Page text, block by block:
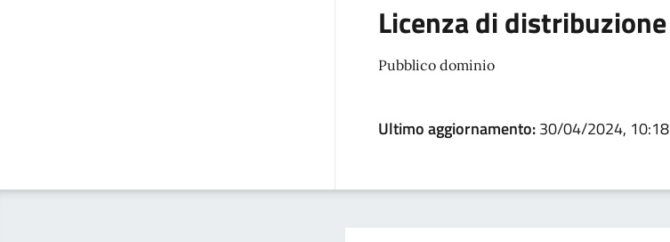
Licenza di distribuzione
Pubblico dominio
Ultimo aggiornamento:30/04/2024, 10:18